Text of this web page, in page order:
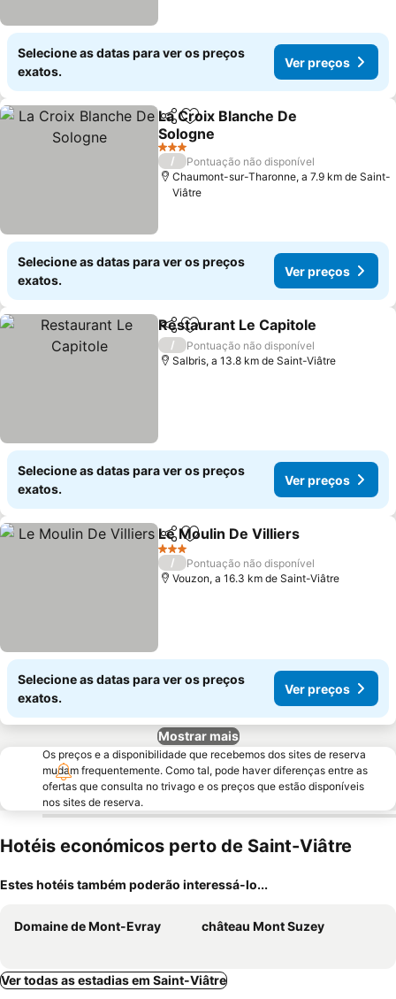
Selecione as datas para ver os preços
exatos.
Ver preços
PartilharAdicionar aos favoritos
La Croix Blanche De
Sologne
3 Estrelas
/
Pontuação não disponível
Chaumont-sur-Tharonne, a 7.9 km de Saint-
Viâtre
Selecione as datas para ver os preços
exatos.
Ver preços
PartilharAdicionar aos favoritos
Restaurant Le Capitole
/
Pontuação não disponível
Salbris, a 13.8 km de Saint-Viâtre
Selecione as datas para ver os preços
exatos.
Ver preços
PartilharAdicionar aos favoritos
Le Moulin De Villiers
3 Estrelas
/
Pontuação não disponível
Vouzon, a 16.3 km de Saint-Viâtre
Selecione as datas para ver os preços
exatos.
Ver preços
Mostrar mais
Os preços e a disponibilidade que recebemos dos sites de reserva
mudam frequentemente. Como tal, pode haver diferenças entre as
ofertas que consulta no trivago e os preços que estão disponíveis
nos sites de reserva.
Hotéis económicos perto de Saint-Viâtre
Estes hotéis também poderão interessá-lo...
Domaine de Mont-Evray château Mont Suzey
Ver todas as estadias em Saint-Viâtre